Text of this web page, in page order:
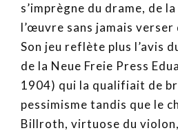
s’imprègne du drame, de
l’œuvre sans jamais
Son jeu reflète plus l’avis
de la Neue Freie Press
1904) qui la qualifiait de
pessimisme tandis que le
Billroth, virtuose du